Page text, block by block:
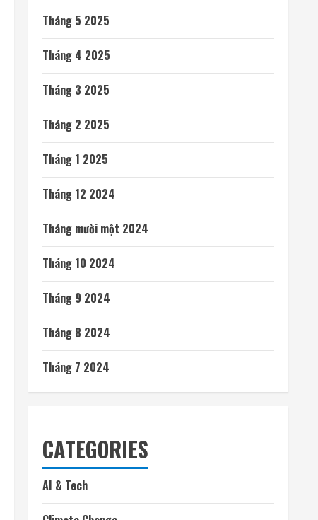
Tháng 5 2025
Tháng 4 2025
Tháng 3 2025
Tháng 2 2025
Tháng 1 2025
Tháng 12 2024
Tháng mười một 2024
Tháng 10 2024
Tháng 9 2024
Tháng 8 2024
Tháng 7 2024
CATEGORIES
AI & Tech